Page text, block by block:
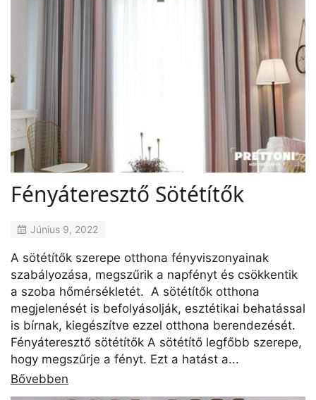
Fényáteresztő Sötétítők
Június 9, 2022
A sötétítők szerepe otthona fényviszonyainak
szabályozása, megszűrik a napfényt és csökkentik
a szoba hőmérsékletét. A sötétítők otthona
megjelenését is befolyásolják, esztétikai behatással
is bírnak, kiegészítve ezzel otthona berendezését.
Fényáteresztő sötétítők A sötétítő legfőbb szerepe,
hogy megszűrje a fényt. Ezt a hatást a...
Bővebben